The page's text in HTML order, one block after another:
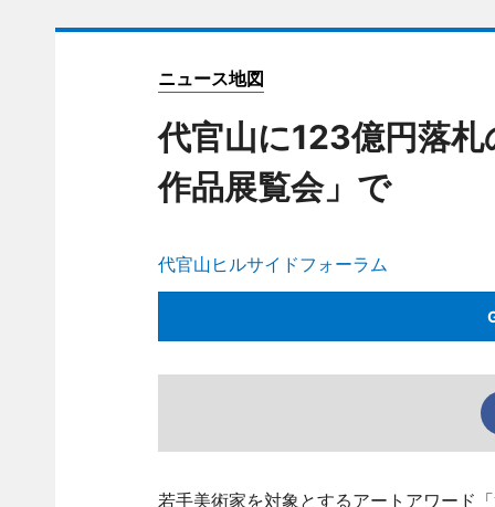
ニュース地図
代官山に123億円落
作品展覧会」で
代官山ヒルサイドフォーラム
若手美術家を対象とするアートアワード